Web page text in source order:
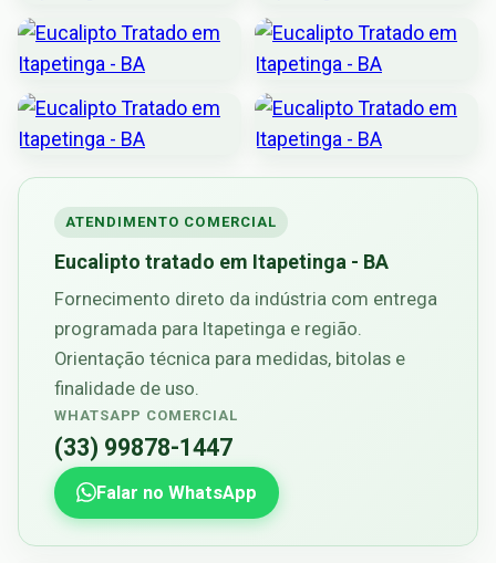
ATENDIMENTO COMERCIAL
Eucalipto tratado em Itapetinga - BA
Fornecimento direto da indústria com entrega
programada para Itapetinga e região.
Orientação técnica para medidas, bitolas e
finalidade de uso.
WHATSAPP COMERCIAL
(33) 99878-1447
Falar no WhatsApp